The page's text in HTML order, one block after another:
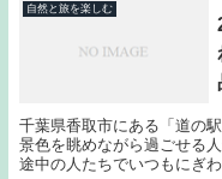
自然と旅を楽しむ
千葉県香取市にある「道の
景色を眺めながら過ごせる
途中の人たちでいつもにぎ